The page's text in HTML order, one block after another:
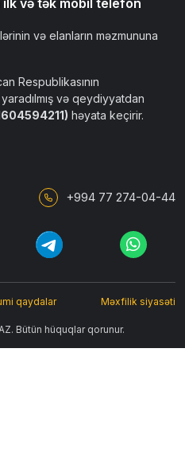
və elanların məzmununa
Respublikasının
və qeydiyyatdan
həyata keçirir.
+994 77 274-04-44
Bütün hüquqlar qorunur.
qaydalar Məxfilik siyasəti